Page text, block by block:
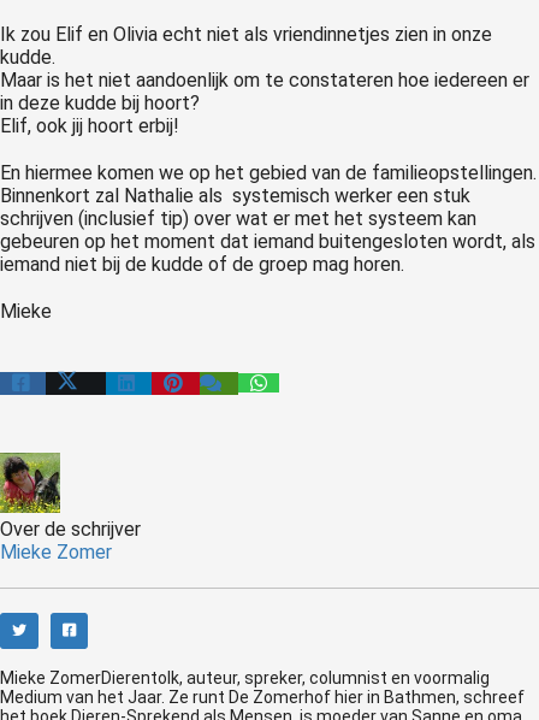
Ik zou Elif en Olivia echt niet als vriendinnetjes zien in onze
kudde.
Maar is het niet aandoenlijk om te constateren hoe iedereen er
in deze kudde bij hoort?
Elif, ook jij hoort erbij!
En hiermee komen we op het gebied van de familieopstellingen.
Binnenkort zal Nathalie als systemisch werker een stuk
schrijven (inclusief tip) over wat er met het systeem kan
gebeuren op het moment dat iemand buitengesloten wordt, als
iemand niet bij de kudde of de groep mag horen.
Mieke
Over de schrijver
Mieke Zomer
Mieke ZomerDierentolk, auteur, spreker, columnist en voormalig
Medium van het Jaar. Ze runt De Zomerhof hier in Bathmen, schreef